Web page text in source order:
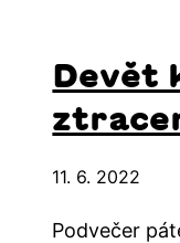
Devět
11. 6. 2022
Podvečer